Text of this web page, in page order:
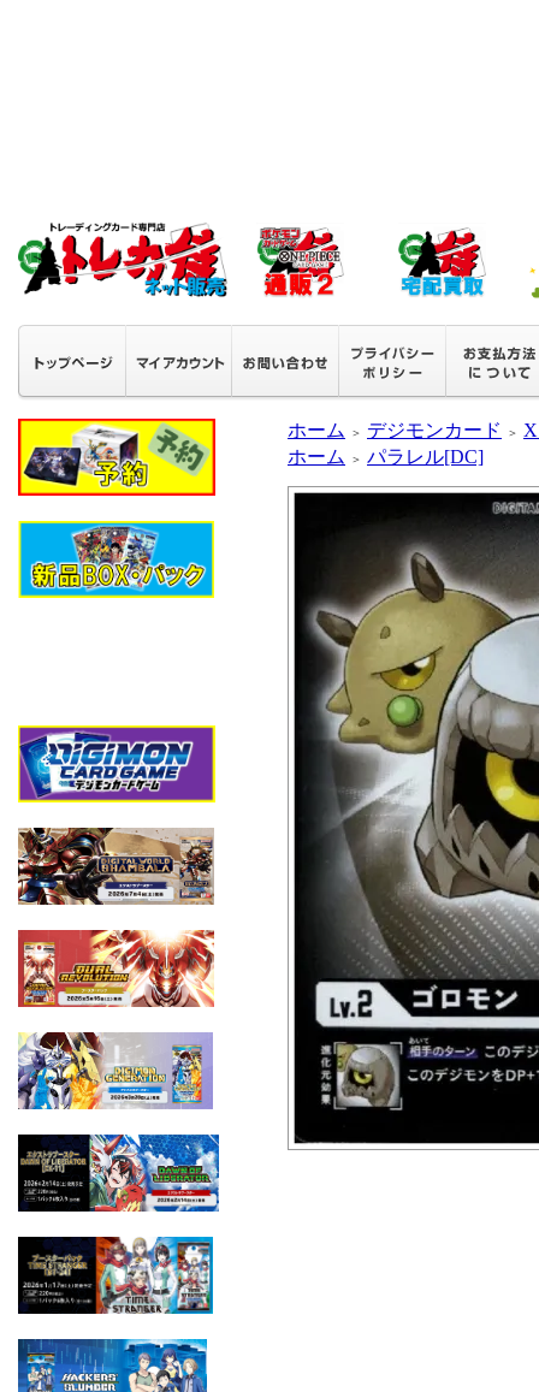
ホーム ＞ デジモンカード ＞
ホーム
＞ パラレル[DC]